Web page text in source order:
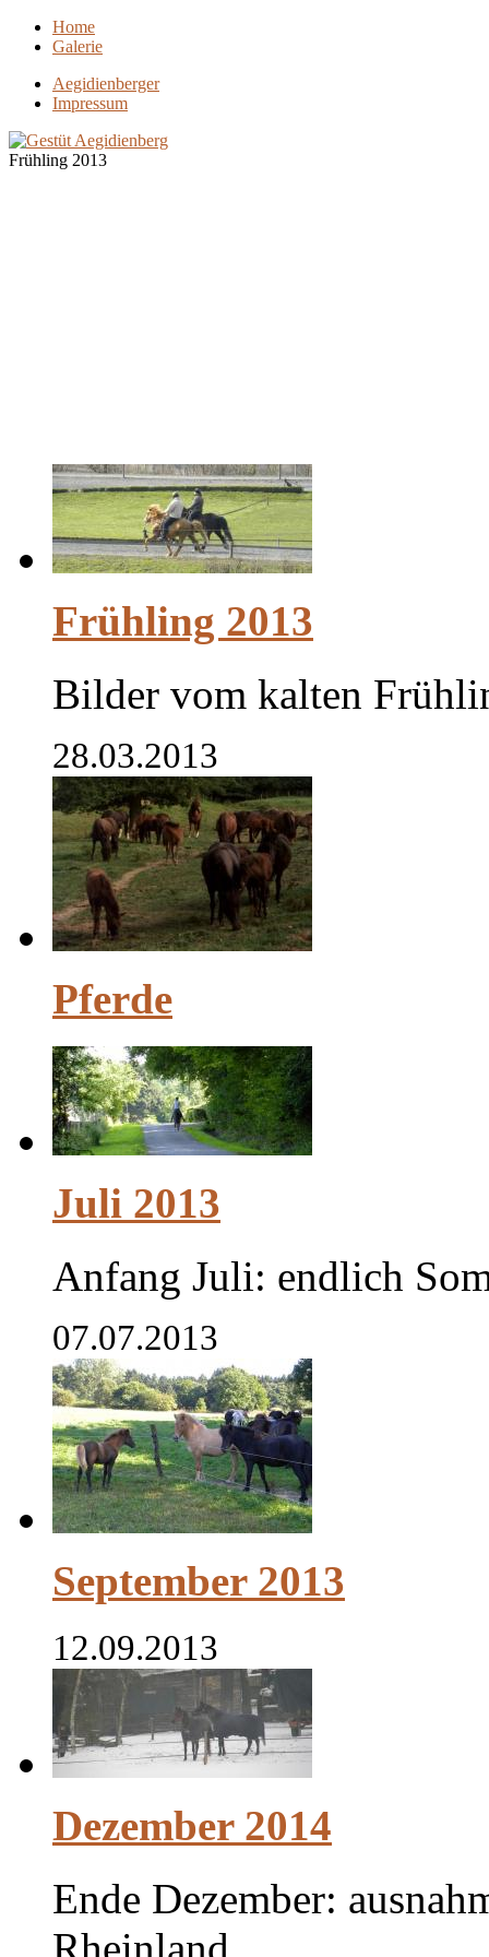
Home
Galerie
Aegidienberger
Impressum
Frühling 2013
Frühling 2013
Bilder vom kalten
28.03.2013
Pferde
Juli 2013
Anfang Juli: endlich
07.07.2013
September 2013
12.09.2013
Dezember 2014
Ende Dezember:
Rheinland...